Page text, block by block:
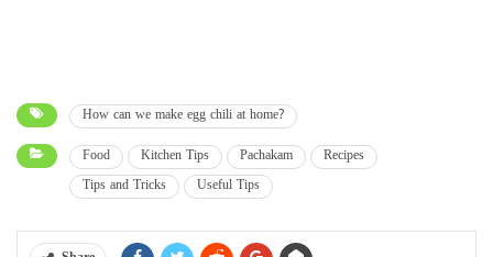
How can we make egg chili at home?
Food Kitchen Tips Pachakam
Recipes
Tips and Tricks
Useful Tips